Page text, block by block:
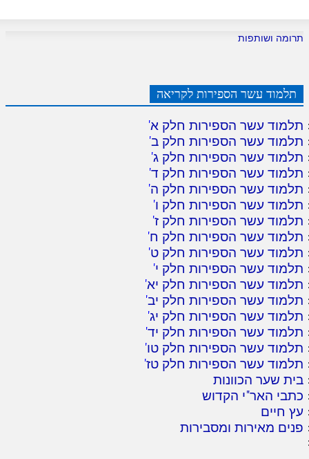
תרומה ושותפות
תלמוד עשר הספירות לקריאה
תלמוד עשר הספירות חלק א'
תלמוד עשר הספירות חלק ב'
תלמוד עשר הספירות חלק ג'
תלמוד עשר הספירות חלק ד'
תלמוד עשר הספירות חלק ה'
תלמוד עשר הספירות חלק ו'
תלמוד עשר הספירות חלק ז'
תלמוד עשר הספירות חלק ח'
תלמוד עשר הספירות חלק ט'
תלמוד עשר הספירות חלק י'
תלמוד עשר הספירות חלק יא'
תלמוד עשר הספירות חלק יב'
תלמוד עשר הספירות חלק יג'
תלמוד עשר הספירות חלק יד'
תלמוד עשר הספירות חלק טו'
תלמוד עשר הספירות חלק טז'
בית שער הכוונות
כתבי האר"י הקדוש
עץ חיים
פנים מאירות ומסבירות